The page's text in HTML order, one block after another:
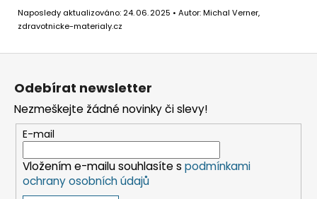
Naposledy aktualizováno: 24. 06. 2025 • Autor: Michal Verner,
zdravotnicke-materialy.cz
Z
Odebírat newsletter
Nezmeškejte žádné novinky či slevy!
E-mail
Vložením e-mailu souhlasíte s podmínkami
ochrany osobních údajů